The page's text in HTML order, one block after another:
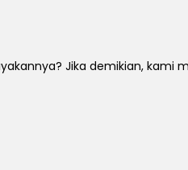
Jika demikian, kami